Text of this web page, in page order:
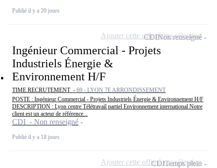
Publié il y a 20 jours
Ingénieur Commercial - Projets
Industriels Énergie &
Environnement H/F
TIME RECRUTEMENT - 69 - LYON 7E ARRONDISSEMENT
POSTE : Ingénieur Commercial - Projets Industriels Énergie & Environnement H/F
DESCRIPTION : Lyon centre Télétravail partiel Environnement international Notre
client est un acteur de référence...
CDI - Non renseigné
Publié il y a 18 jours
CDINon renseigné
Ajouter cette offre à ma sélection
CDITemps plein
Ajouter cette offre à ma sélection